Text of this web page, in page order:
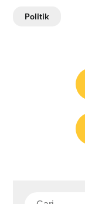
Politik
Cari